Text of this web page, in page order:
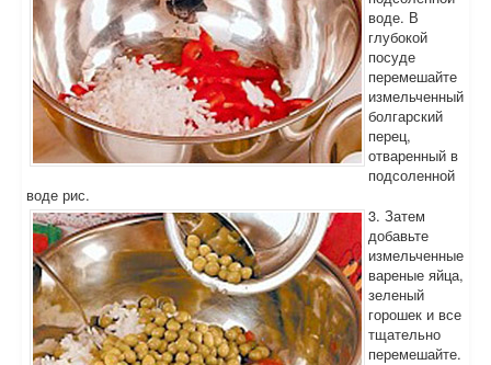
воде. В
глубокой
посуде
перемешайте
измельченный
болгарский
перец,
отваренный в
подсоленной
воде рис.
3. Затем
добавьте
измельченные
вареные яйца,
зеленый
горошек и все
тщательно
перемешайте.